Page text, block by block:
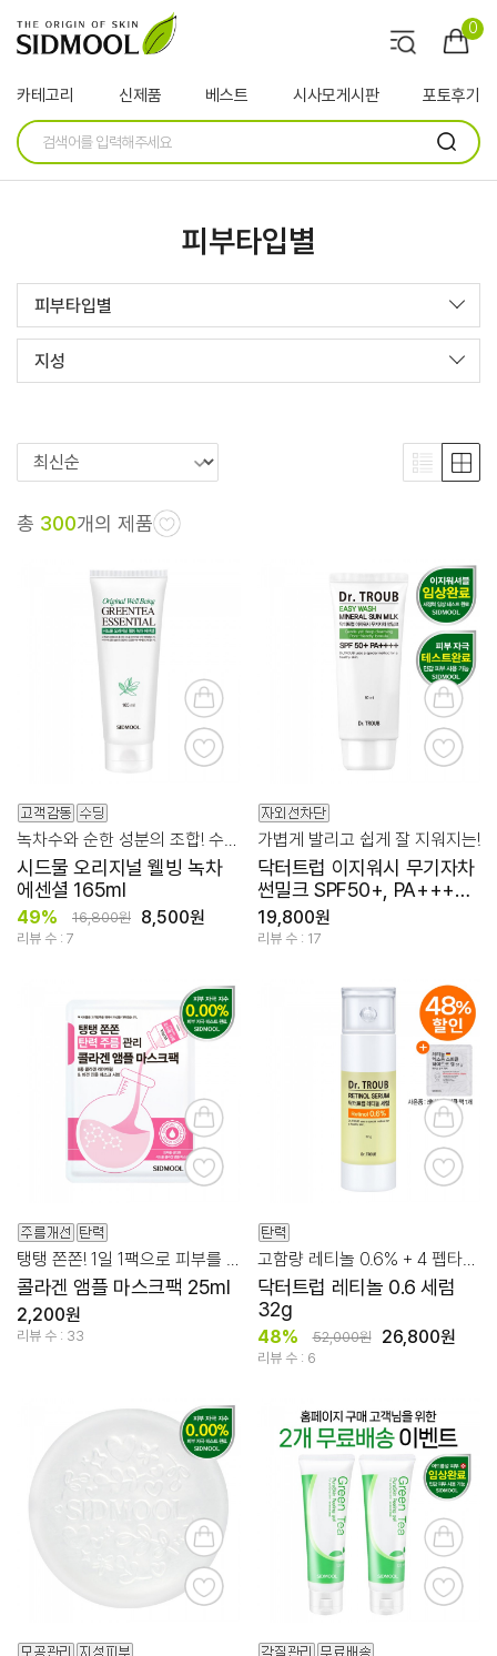
0
카테고리 신제품 베스트 시사모게시판 포토후기
피부타입별
피부타입별
지성
총 300개의 제품
시드물 오리지널 웰빙 녹차
에센셜 165ml
49% 16,800원 8,500원
리뷰 수 : 7
가볍게 발리고 쉽게 잘 지워지는!
닥터트럽 이지워시 무기자차
썬밀크 SPF50+, PA++++
80ml
19,800원
리뷰 수 : 17
콜라겐 앰플 마스크팩 25ml
2,200원
리뷰 수 : 33
고함량 레티놀 0.6% + 4 펩타이드의 조합!
닥터트럽 레티놀 0.6 세럼
32g
48% 52,000원 26,800원
리뷰 수 : 6